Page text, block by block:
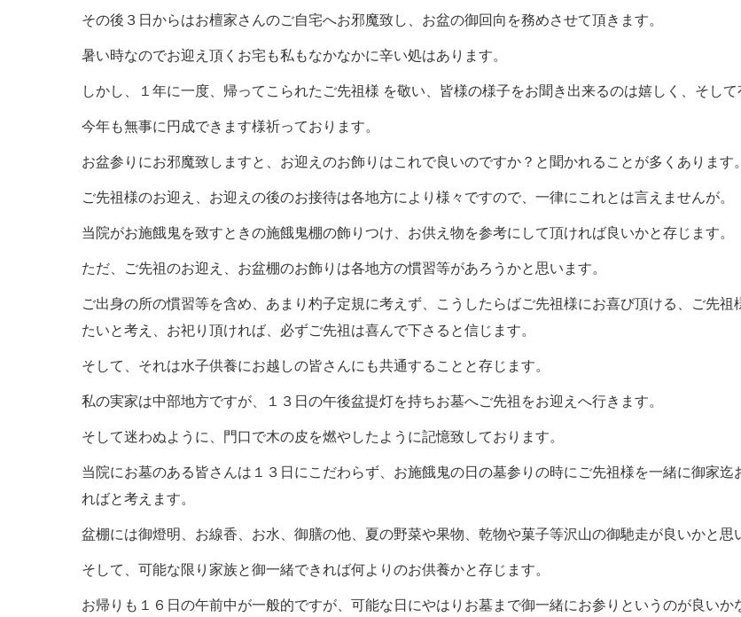
その後３日からはお檀家さんのご自宅へお邪魔致し、お盆の御回向を務めさせて頂きます。
暑い時なのでお迎え頂くお宅も私もなかなかに辛い処はあります。
しかし、１年に一度、帰ってこられたご先祖様 を敬い、皆様の様子をお聞き出来るのは嬉しく、そして
今年も無事に円成できます様祈っております。
お盆参りにお邪魔致しますと、お迎えのお飾りはこれで良いのですか？と聞かれることが多くあります。
ご先祖様のお迎え、お迎えの後のお接待は各地方により様々ですので、一律にこれとは言えませんが。
当院がお施餓鬼を致すときの施餓鬼棚の飾りつけ、お供え物を参考にして頂ければ良いかと存じます。
ただ、ご先祖のお迎え、お盆棚のお飾りは各地方の慣習等があろうかと思います。
ご出身の所の慣習等を含め、あまり杓子定規に考えず、こうしたらばご先祖様にお喜び頂ける、ご先
たいと考え、お祀り頂ければ、必ずご先祖は喜んで下さると信じます。
そして、それは水子供養にお越しの皆さんにも共通することと存じます。
私の実家は中部地方ですが、１３日の午後盆提灯を持ちお墓へご先祖をお迎えへ行きます。
そして迷わぬように、門口で木の皮を燃やしたように記憶致しております。
当院にお墓のある皆さんは１３日にこだわらず、お施餓鬼の日の墓参りの時にご先祖様を一緒に御家
ればと考えます。
盆棚には御燈明、お線香、お水、御膳の他、夏の野菜や果物、乾物や菓子等沢山の御馳走が良いかと思
そして、可能な限り家族と御一緒できれば何よりのお供養かと存じます。
お帰りも１６日の午前中が一般的ですが、可能な日にやはりお墓まで御一緒にお参りというのが良いか